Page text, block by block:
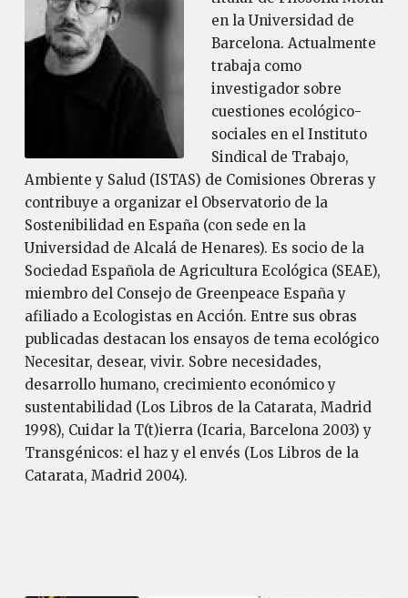
en la Universidad de
Barcelona. Actualmente
trabaja como
investigador sobre
cuestiones ecológico-
sociales en el Instituto
Sindical de Trabajo,
Ambiente y Salud (ISTAS) de Comisiones Obreras y
contribuye a organizar el Observatorio de la
Sostenibilidad en España (con sede en la
Universidad de Alcalá de Henares). Es socio de la
Sociedad Española de Agricultura Ecológica (SEAE),
miembro del Consejo de Greenpeace España y
afiliado a Ecologistas en Acción. Entre sus obras
publicadas destacan los ensayos de tema ecológico
Necesitar, desear, vivir. Sobre necesidades,
desarrollo humano, crecimiento económico y
sustentabilidad (Los Libros de la Catarata, Madrid
1998), Cuidar la T(t)ierra (Icaria, Barcelona 2003) y
Transgénicos: el haz y el envés (Los Libros de la
Catarata, Madrid 2004).